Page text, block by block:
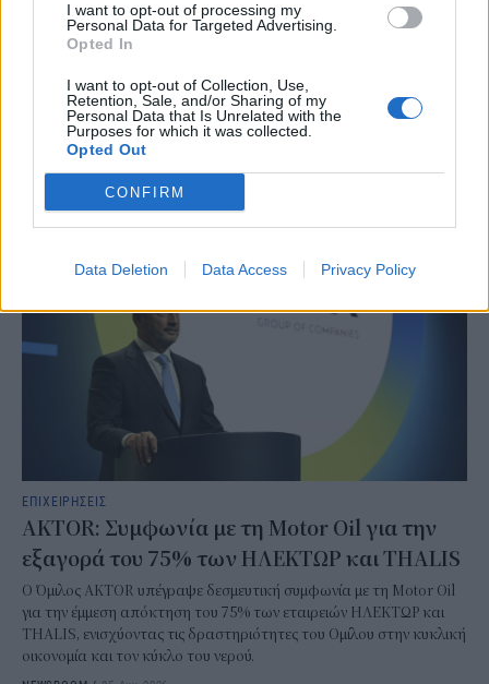
I want to opt-out of processing my
Personal Data for Targeted Advertising.
Opted In
I want to opt-out of Collection, Use,
Retention, Sale, and/or Sharing of my
Personal Data that Is Unrelated with the
Purposes for which it was collected.
Opted Out
CONFIRM
Data Deletion Data Access Privacy Policy
ΕΠΙΧΕΙΡΗΣΕΙΣ
Metlen: Ρεκόρ εξαμήνου με EBITDA 550 εκατ.
ευρώ και στόχο έως 1,15 δισ.
Σε ισχυρή αναπτυξιακή τροχιά επέστρεψε η Metlen στο πρώτο
εξάμηνο του 2026, καταγράφοντας ιστορικά υψηλά επίπεδα σε
έσοδα, λειτουργική κερδοφορία και καθαρά κέρδη.
06 Αυγ 2026
ΕΠΙΧΕΙΡΗΣΕΙΣ
AKTOR: Συμφωνία με τη Motor Oil για την
εξαγορά του 75% των ΗΛΕΚΤΩΡ και THALIS
Ο Όμιλος AKTOR υπέγραψε δεσμευτική συμφωνία με τη Motor Oil
για την έμμεση απόκτηση του 75% των εταιρειών ΗΛΕΚΤΩΡ και
THALIS, ενισχύοντας τις δραστηριότητες του Ομίλου στην κυκλική
οικονομία και τον κύκλο του νερού.